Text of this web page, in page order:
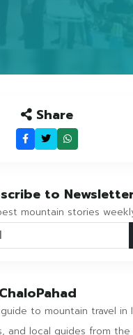
Share
to
mountain stories
to mountain travel in
and local guides from the